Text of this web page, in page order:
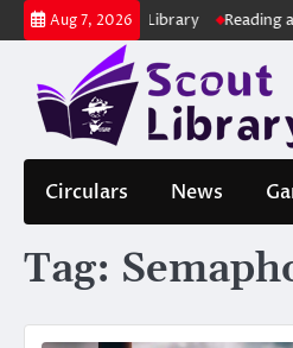
Skip
to
Aug 7, 2026
Scout Library Reading a
Circulars News
Tag: